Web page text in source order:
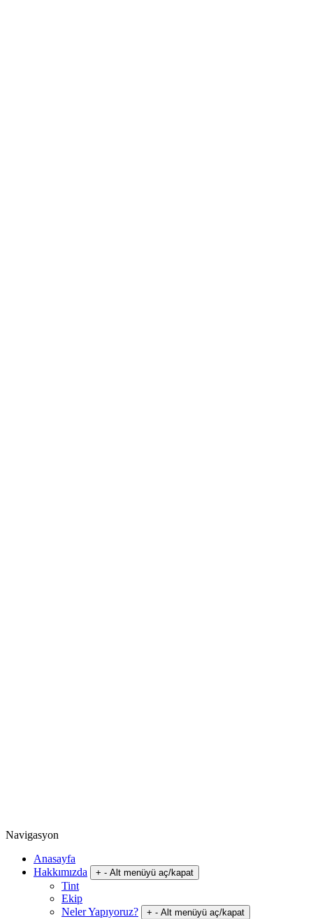
Navigasyon
Anasayfa
Hakkımızda
+ - Alt menüyü aç/kapat
Tint
Ekip
Neler Yapıyoruz?
+ - Alt menüyü aç/kapat